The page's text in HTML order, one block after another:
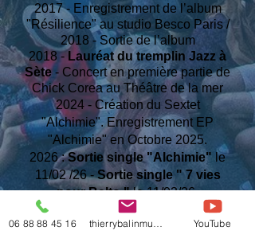
2017 - Enregistrement de l’album
"Résilience" au studio Besco Paris /
2018 - Sortie de l’album
2018 -Lauréat du tremplin Jazz à
Sète- Concert en première partie de
Chick Corea au Théâtre de la mer
2024 - Création du Sextet
"Alchimie". Enregistrement EP
"Alchimie" en Octobre 2025.
2026 :Sortie single "Alchimie" le
11/02 /26 -Sortie single " 7 vies
pour Balto "le 11/03/26.
06 88 88 45 16 YouTube